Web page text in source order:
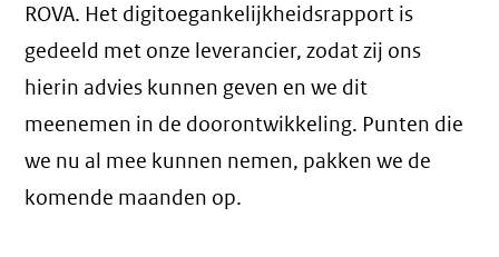
ROVA. Het digitoegankelijkheidsrapport is
gedeeld met onze leverancier, zodat zij ons
hierin advies kunnen geven en we dit
meenemen in de doorontwikkeling. Punten die
we nu al mee kunnen nemen, pakken we de
komende maanden op.